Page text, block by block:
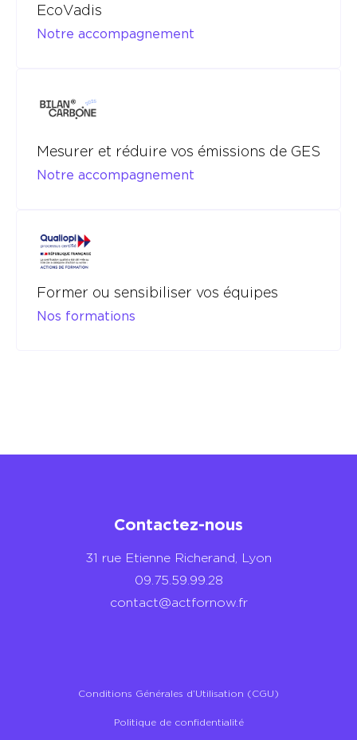
EcoVadis
Notre accompagnement
Mesurer et réduire vos émissions de GES
Notre accompagnement
Former ou sensibiliser vos équipes
Nos formations
Contactez-nous
31 rue Etienne Richerand, Lyon
09.75.59.99.28
contact@actfornow.fr
Conditions Générales d’Utilisation (CGU)
Politique de confidentialité